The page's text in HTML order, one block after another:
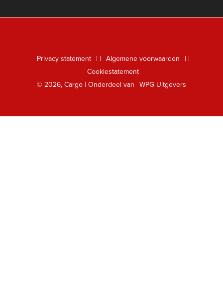
Nieuwsbrief
Foreign RightsPrivacy statement | Algemene voorwaarden
|
Cookiestatement
© 2026, Cargo | Onderdeel van WPG Uitgevers